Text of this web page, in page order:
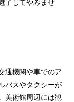
了してやみませ
通機関や車でのア
バスやタクシーが
美術館周辺には観